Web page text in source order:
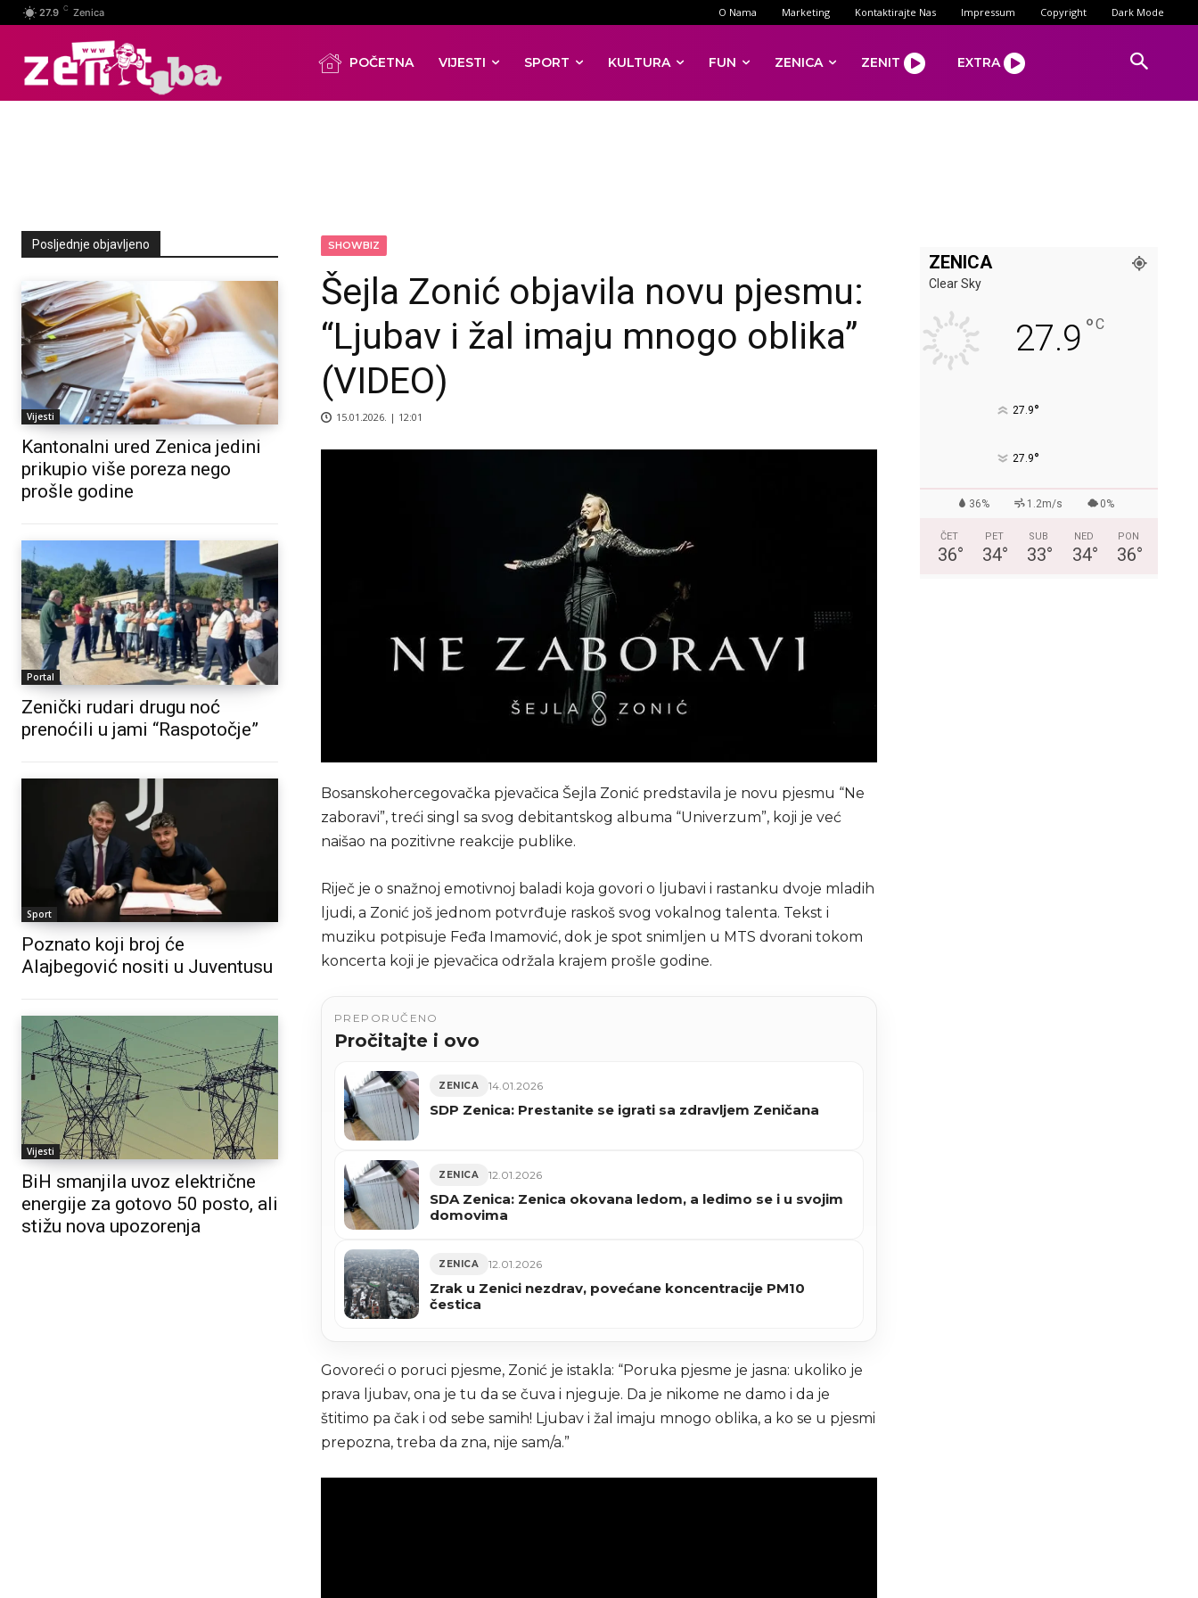
27.9 C Zenica O Nama Marketing Kontaktirajte Nas Impressum Copyright Dark Mode
POČETNA VIJESTI SPORT KULTURA FUN ZENICA ZENIT EXTRA
Posljednje objavljeno
Vijesti
Kantonalni ured Zenica jedini
prikupio više poreza nego
prošle godine
Portal
Zenički rudari drugu noć
prenoćili u jami “Raspotočje”
Sport
Poznato koji broj će
Alajbegović nositi u Juventusu
Vijesti
BiH smanjila uvoz električne
energije za gotovo 50 posto, ali
stižu nova upozorenja
SHOWBIZ
Šejla Zonić objavila novu pjesmu:
“Ljubav i žal imaju mnogo oblika”
(VIDEO)
15.01.2026. | 12:01
Bosanskohercegovačka pjevačica Šejla Zonić predstavila je novu pjesmu “Ne
zaboravi”, treći singl sa svog debitantskog albuma “Univerzum”, koji je već
naišao na pozitivne reakcije publike.
Riječ je o snažnoj emotivnoj baladi koja govori o ljubavi i rastanku dvoje mladih
ljudi, a Zonić još jednom potvrđuje raskoš svog vokalnog talenta. Tekst i
muziku potpisuje Feđa Imamović, dok je spot snimljen u MTS dvorani tokom
koncerta koji je pjevačica održala krajem prošle godine.
PREPORUČENO
Pročitajte i ovo
ZENICA 14.01.2026
SDP Zenica: Prestanite se igrati sa zdravljem Zeničana
ZENICA 12.01.2026
SDA Zenica: Zenica okovana ledom, a ledimo se i u svojim
domovima
ZENICA 12.01.2026
Zrak u Zenici nezdrav, povećane koncentracije PM10
čestica
Govoreći o poruci pjesme, Zonić je istakla: “Poruka pjesme je jasna: ukoliko je
prava ljubav, ona je tu da se čuva i njeguje. Da je nikome ne damo i da je
štitimo pa čak i od sebe samih! Ljubav i žal imaju mnogo oblika, a ko se u pjesmi
prepozna, treba da zna, nije sam/a.”
ZENICA
Clear Sky
27.9 °C
27.9°
27.9°
36% 1.2m/s 0%
ČET
36°
PET
34°
SUB
33°
NED
34°
PON
36°